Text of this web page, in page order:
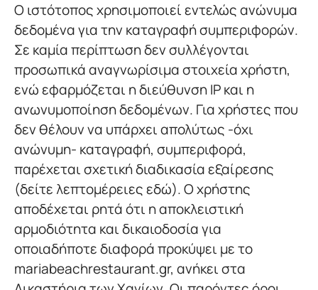
Ο ιστότοπος χρησιμοποιεί εντελώς ανώνυμα
δεδομένα για την καταγραφή συμπεριφορών.
Σε καμία περίπτωση δεν συλλέγονται
προσωπικά αναγνωρίσιμα στοιχεία χρήστη,
ενώ εφαρμόζεται η διεύθυνση IP και η
ανωνυμοποίηση δεδομένων. Για χρήστες που
δεν θέλουν να υπάρχει απολύτως -όχι
ανώνυμη- καταγραφή, συμπεριφορά,
παρέχεται σχετική διαδικασία εξαίρεσης
(δείτε λεπτομέρειες εδώ). Ο χρήστης
αποδέχεται ρητά ότι η αποκλειστική
αρμοδιότητα και δικαιοδοσία για
οποιαδήποτε διαφορά προκύψει με το
mariabeachrestaurant.gr, ανήκει στα